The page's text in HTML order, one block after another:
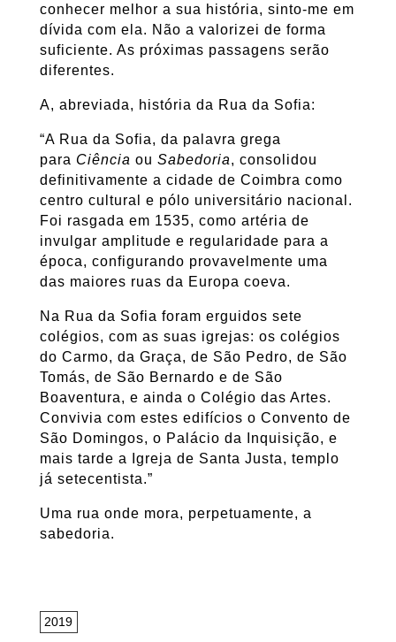
conhecer melhor a sua história, sinto-me em
dívida com ela. Não a valorizei de forma
suficiente. As próximas passagens serão
diferentes.
A, abreviada, história da Rua da Sofia:
“A Rua da Sofia, da palavra grega
para Ciência ou Sabedoria, consolidou
definitivamente a cidade de Coimbra como
centro cultural e pólo universitário nacional.
Foi rasgada em 1535, como artéria de
invulgar amplitude e regularidade para a
época, configurando provavelmente uma
das maiores ruas da Europa coeva.
Na Rua da Sofia foram erguidos sete
colégios, com as suas igrejas: os colégios
do Carmo, da Graça, de São Pedro, de São
Tomás, de São Bernardo e de São
Boaventura, e ainda o Colégio das Artes.
Convivia com estes edifícios o Convento de
São Domingos, o Palácio da Inquisição, e
mais tarde a Igreja de Santa Justa, templo
já setecentista.”
Uma rua onde mora, perpetuamente, a
sabedoria.
2019